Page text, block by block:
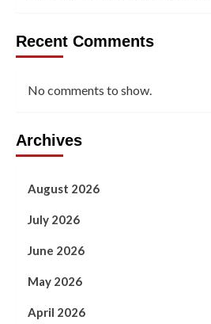
Recent Comments
No comments to show.
Archives
August 2026
July 2026
June 2026
May 2026
April 2026